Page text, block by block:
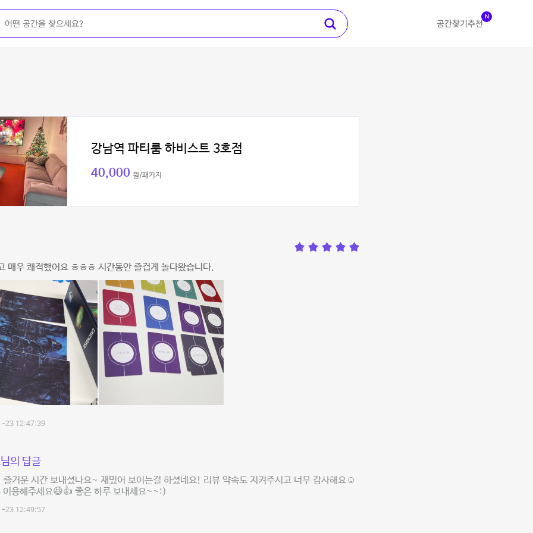
공간찾기 추천
N
강남역 파티룸 하비스트 3호점
40,000 원/패키지
매우 쾌적했어요 ㅎㅎㅎ 시간동안 즐겁게 놀다왔습니다.
23 12:47:39
의 답글
거운 시간 보내셨나요~ 재밌어 보이는걸 하셨네요! 리뷰 약속도 지켜주시고 너무 감사해요☺️
용해주세요😆👍 좋은 하루 보내세요~~:)
23 12:49:57